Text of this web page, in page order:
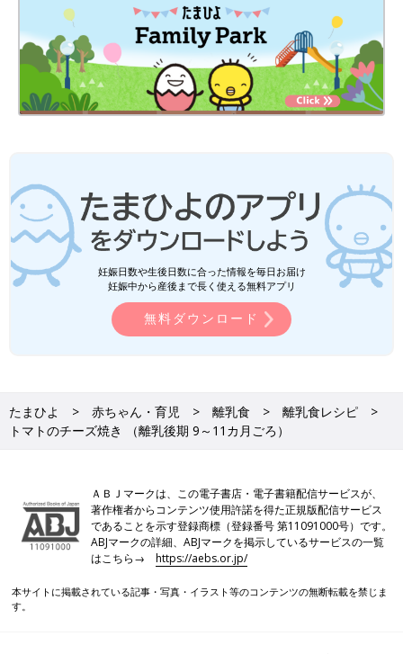
●湯で溶いた粉ミルクは、粉ミルク缶に記載された指示どおりに
調乳したものを使ってください。
●水溶き片栗粉は片栗粉1に対し、水3の割合で溶いたものです。
●材料内の鶏卵はMサイズ、じゃがいもやトマトなどの野菜は中
玉が基本です。計量は1カップ＝200mL、大さじ1＝15mL、小さ
じ1＝5mLが基本です。グラム表記は標準サイズの食材で算出し
●1回の食事で食べさせる初めての食材は1種類とし、食物アレル
ギーに注意をして少量ずつ与えるのが基本です。食べ慣れた食材
となら混ぜてもいいでしょう。
離乳食の「時期・食材別大きさの目安」はこち
ら！
前の話
さつまいもとりんご
一覧
次の話
妊娠日数や生後日数に合った情報を毎日お届け
妊娠中から産後まで長く使える無料アプリ
無料ダウンロード
たまひよ 赤ちゃん・育児 離乳食
離乳食レシピ
トマトのチーズ焼き （離乳後期 9～11カ月ごろ）
ＡＢＪマークは、この電子書店・電子書籍配信サービスが、
著作権者からコンテンツ使用許諾を得た正規版配信サービス
であることを示す登録商標（登録番号 第11091000号）です。
ABJマークの詳細、ABJマークを掲示しているサービスの一覧
はこちら→https://aebs.or.jp/
本サイトに掲載されている記事・写真・イラスト等のコンテンツの無断転載を禁じま
す。